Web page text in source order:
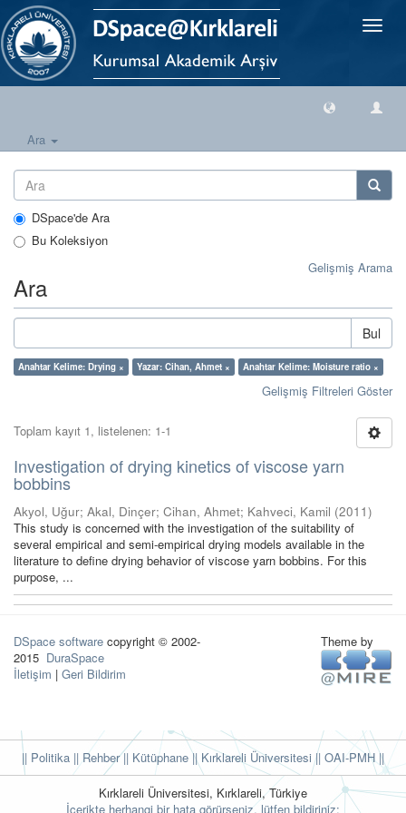
Geçiş
Ara
DSpace'de Ara
Bu Koleksiyon
Gelişmiş Arama
Ara
Bul
Anahtar Kelime: Drying × Yazar: Cihan, Ahmet × Anahtar Kelime: Moisture ratio ×
Gelişmiş Filtreleri Göster
Toplam kayıt 1, listelenen: 1-1
Investigation of drying kinetics of viscose yarn
bobbins
Akyol, Uğur; Akal, Dinçer; Cihan, Ahmet; Kahveci, Kamil (2011)
This study is concerned with the investigation of the suitability of
several empirical and semi-empirical drying models available in the
literature to define drying behavior of viscose yarn bobbins. For this
purpose, ...
DSpace software copyright © 2002-
2015 DuraSpace
İletişim | Geri Bildirim
Theme by
|| Politika || Rehber|| Kütüphane|| Kırklareli Üniversitesi || OAI-PMH ||
Kırklareli Üniversitesi, Kırklareli, Türkiye
İçerikte herhangi bir hata görürseniz, lütfen bildiriniz: